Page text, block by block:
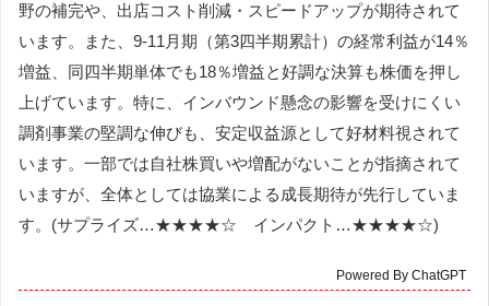
野の補完や、出店コスト削減・スピードアップが期待されて
います。また、9-11月期（第3四半期累計）の経常利益が14％
増益、同四半期単体でも18％増益と好調な決算も株価を押し
上げています。特に、インバウンド懸念の影響を受けにくい
調剤事業の堅調な伸びも、安定収益源として好材料視されて
います。一部では自社株買いや増配がないことが指摘されて
いますが、全体としては協業による成長期待が先行していま
す。(サプライズ…★★★★☆ インパクト…★★★★☆)
Powered By ChatGPT